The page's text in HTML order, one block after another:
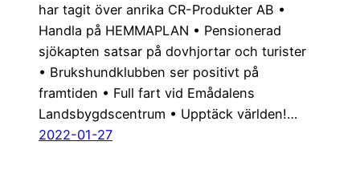
har tagit över anrika CR-Produkter AB •
Handla på HEMMAPLAN • Pensionerad
sjökapten satsar på dovhjortar och turister
• Brukshundklubben ser positivt på
framtiden • Full fart vid Emådalens
Landsbygdscentrum • Upptäck världen!…
2022-01-27